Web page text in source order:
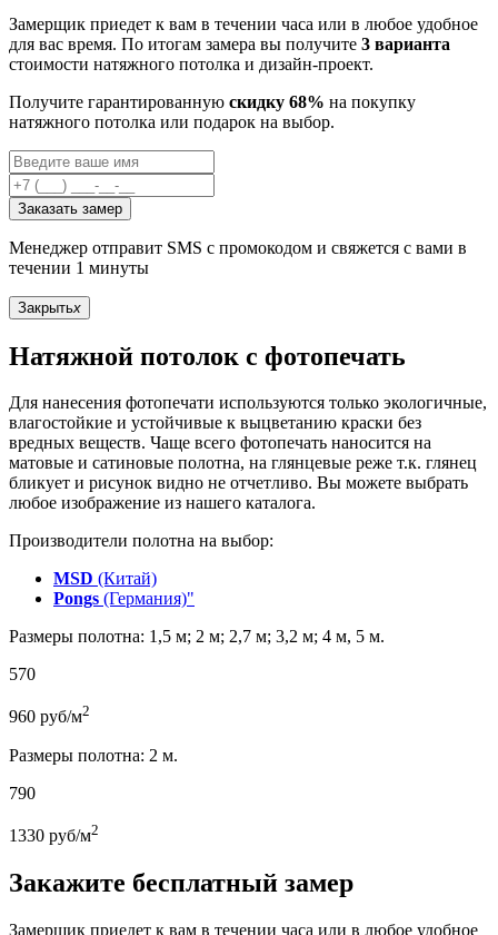
Замерщик приедет к вам в течении часа или в любое удобное
для вас время. По итогам замера вы получите 3 варианта
стоимости натяжного потолка и дизайн-проект.
Получите гарантированную скидку 68% на покупку
натяжного потолка или подарок на выбор.
Заказать замер
Менеджер отправит SMS с промокодом и свяжется с вами в
течении 1 минуты
Закрытьx
Натяжной потолок с фотопечать
Для нанесения фотопечати используются только экологичные,
влагостойкие и устойчивые к выцветанию краски без
вредных веществ. Чаще всего фотопечать наносится на
матовые и сатиновые полотна, на глянцевые реже т.к. глянец
бликует и рисунок видно не отчетливо. Вы можете выбрать
любое изображение из нашего каталога.
Производители полотна на выбор:
MSD (Китай)
Pongs (Германия)"
Размеры полотна: 1,5 м; 2 м; 2,7 м; 3,2 м; 4 м, 5 м.
570
960 руб/м2
Размеры полотна: 2 м.
790
1330 руб/м2
Закажите бесплатный замер
Замерщик приедет к вам в течении часа или в любое удобное